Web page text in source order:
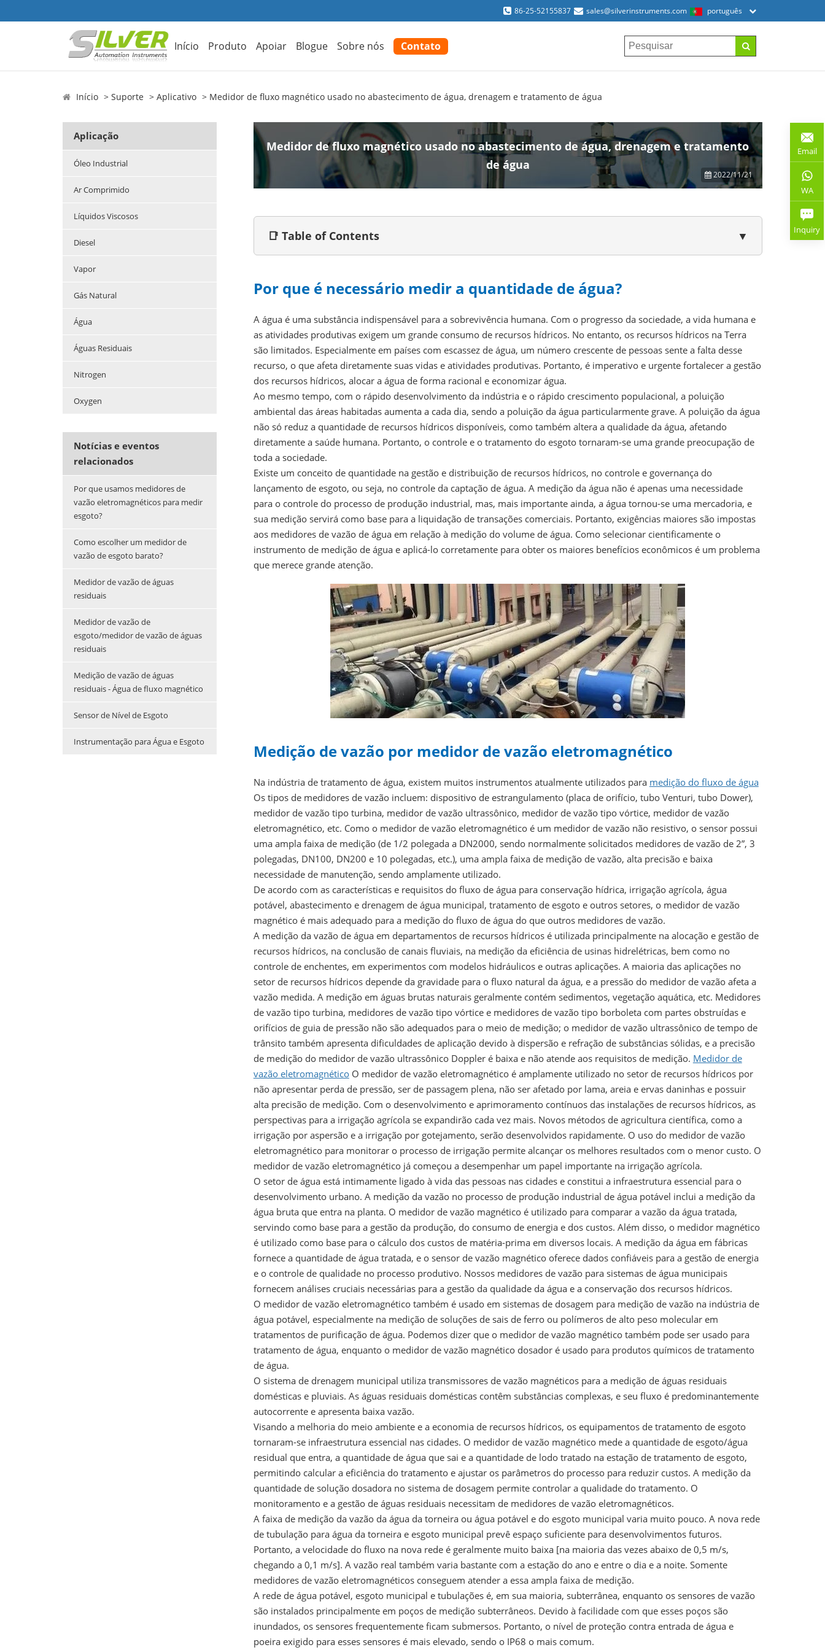
86-25-52155837 sales@silverinstruments.com português
Início Produto Apoiar Blogue Sobre nós Contato
Início Suporte Aplicativo Medidor de fluxo magnético usado no abastecimento de água, drenagem e tratamento de água
Aplicação
Óleo Industrial
Ar Comprimido
Líquidos Viscosos
Diesel
Vapor
Gás Natural
Água
Águas Residuais
Nitrogen
Oxygen
Notícias e eventos
relacionados
Por que usamos medidores de
vazão eletromagnéticos para medir
esgoto?
Como escolher um medidor de
vazão de esgoto barato?
Medidor de vazão de águas
residuais
Medidor de vazão de
esgoto/medidor de vazão de águas
residuais
Medição de vazão de águas
residuais - Água de fluxo magnético
Sensor de Nível de Esgoto
Instrumentação para Água e Esgoto
Medidor de fluxo magnético usado no abastecimento de água, drenagem e tratamento
de água
2022/11/21
📑 Table of Contents ▼
Por que é necessário medir a quantidade de água?
A água é uma substância indispensável para a sobrevivência humana. Com o progresso da sociedade, a vida humana e
as atividades produtivas exigem um grande consumo de recursos hídricos. No entanto, os recursos hídricos na Terra
são limitados. Especialmente em países com escassez de água, um número crescente de pessoas sente a falta desse
recurso, o que afeta diretamente suas vidas e atividades produtivas. Portanto, é imperativo e urgente fortalecer a gestão
dos recursos hídricos, alocar a água de forma racional e economizar água.
Ao mesmo tempo, com o rápido desenvolvimento da indústria e o rápido crescimento populacional, a poluição
ambiental das áreas habitadas aumenta a cada dia, sendo a poluição da água particularmente grave. A poluição da água
não só reduz a quantidade de recursos hídricos disponíveis, como também altera a qualidade da água, afetando
diretamente a saúde humana. Portanto, o controle e o tratamento do esgoto tornaram-se uma grande preocupação de
toda a sociedade.
Existe um conceito de quantidade na gestão e distribuição de recursos hídricos, no controle e governança do
lançamento de esgoto, ou seja, no controle da captação de água. A medição da água não é apenas uma necessidade
para o controle do processo de produção industrial, mas, mais importante ainda, a água tornou-se uma mercadoria, e
sua medição servirá como base para a liquidação de transações comerciais. Portanto, exigências maiores são impostas
aos medidores de vazão de água em relação à medição do volume de água. Como selecionar cientificamente o
instrumento de medição de água e aplicá-lo corretamente para obter os maiores benefícios econômicos é um problema
que merece grande atenção.
Medição de vazão por medidor de vazão eletromagnético
Na indústria de tratamento de água, existem muitos instrumentos atualmente utilizados para medição do fluxo de água
Os tipos de medidores de vazão incluem: dispositivo de estrangulamento (placa de orifício, tubo Venturi, tubo Dower),
medidor de vazão tipo turbina, medidor de vazão ultrassônico, medidor de vazão tipo vórtice, medidor de vazão
eletromagnético, etc. Como o medidor de vazão eletromagnético é um medidor de vazão não resistivo, o sensor possui
uma ampla faixa de medição (de 1/2 polegada a DN2000, sendo normalmente solicitados medidores de vazão de 2”, 3
polegadas, DN100, DN200 e 10 polegadas, etc.), uma ampla faixa de medição de vazão, alta precisão e baixa
necessidade de manutenção, sendo amplamente utilizado.
De acordo com as características e requisitos do fluxo de água para conservação hídrica, irrigação agrícola, água
potável, abastecimento e drenagem de água municipal, tratamento de esgoto e outros setores, o medidor de vazão
magnético é mais adequado para a medição do fluxo de água do que outros medidores de vazão.
A medição da vazão de água em departamentos de recursos hídricos é utilizada principalmente na alocação e gestão de
recursos hídricos, na conclusão de canais fluviais, na medição da eficiência de usinas hidrelétricas, bem como no
controle de enchentes, em experimentos com modelos hidráulicos e outras aplicações. A maioria das aplicações no
setor de recursos hídricos depende da gravidade para o fluxo natural da água, e a pressão do medidor de vazão afeta a
vazão medida. A medição em águas brutas naturais geralmente contém sedimentos, vegetação aquática, etc. Medidores
de vazão tipo turbina, medidores de vazão tipo vórtice e medidores de vazão tipo borboleta com partes obstruídas e
orifícios de guia de pressão não são adequados para o meio de medição; o medidor de vazão ultrassônico de tempo de
trânsito também apresenta dificuldades de aplicação devido à dispersão e refração de substâncias sólidas, e a precisão
de medição do medidor de vazão ultrassônico Doppler é baixa e não atende aos requisitos de medição. Medidor de
vazão eletromagnéticoO medidor de vazão eletromagnético é amplamente utilizado no setor de recursos hídricos por
não apresentar perda de pressão, ser de passagem plena, não ser afetado por lama, areia e ervas daninhas e possuir
alta precisão de medição. Com o desenvolvimento e aprimoramento contínuos das instalações de recursos hídricos, as
perspectivas para a irrigação agrícola se expandirão cada vez mais. Novos métodos de agricultura científica, como a
irrigação por aspersão e a irrigação por gotejamento, serão desenvolvidos rapidamente. O uso do medidor de vazão
eletromagnético para monitorar o processo de irrigação permite alcançar os melhores resultados com o menor custo. O
medidor de vazão eletromagnético já começou a desempenhar um papel importante na irrigação agrícola.
O setor de água está intimamente ligado à vida das pessoas nas cidades e constitui a infraestrutura essencial para o
desenvolvimento urbano. A medição da vazão no processo de produção industrial de água potável inclui a medição da
água bruta que entra na planta. O medidor de vazão magnético é utilizado para comparar a vazão da água tratada,
servindo como base para a gestão da produção, do consumo de energia e dos custos. Além disso, o medidor magnético
é utilizado como base para o cálculo dos custos de matéria-prima em diversos locais. A medição da água em fábricas
fornece a quantidade de água tratada, e o sensor de vazão magnético oferece dados confiáveis ​​para a gestão de energia
e o controle de qualidade no processo produtivo. Nossos medidores de vazão para sistemas de água municipais
fornecem análises cruciais necessárias para a gestão da qualidade da água e a conservação dos recursos hídricos.
O medidor de vazão eletromagnético também é usado em sistemas de dosagem para medição de vazão na indústria de
água potável, especialmente na medição de soluções de sais de ferro ou polímeros de alto peso molecular em
tratamentos de purificação de água. Podemos dizer que o medidor de vazão magnético também pode ser usado para
tratamento de água, enquanto o medidor de vazão magnético dosador é usado para produtos químicos de tratamento
de água.
O sistema de drenagem municipal utiliza transmissores de vazão magnéticos para a medição de águas residuais
domésticas e pluviais. As águas residuais domésticas contêm substâncias complexas, e seu fluxo é predominantemente
autocorrente e apresenta baixa vazão.
Visando a melhoria do meio ambiente e a economia de recursos hídricos, os equipamentos de tratamento de esgoto
tornaram-se infraestrutura essencial nas cidades. O medidor de vazão magnético mede a quantidade de esgoto/água
residual que entra, a quantidade de água que sai e a quantidade de lodo tratado na estação de tratamento de esgoto,
permitindo calcular a eficiência do tratamento e ajustar os parâmetros do processo para reduzir custos. A medição da
quantidade de solução dosadora no sistema de dosagem permite controlar a qualidade do tratamento. O
monitoramento e a gestão de águas residuais necessitam de medidores de vazão eletromagnéticos.
A faixa de medição da vazão da água da torneira ou água potável e do esgoto municipal varia muito pouco. A nova rede
de tubulação para água da torneira e esgoto municipal prevê espaço suficiente para desenvolvimentos futuros.
Portanto, a velocidade do fluxo na nova rede é geralmente muito baixa [na maioria das vezes abaixo de 0,5 m/s,
chegando a 0,1 m/s]. A vazão real também varia bastante com a estação do ano e entre o dia e a noite. Somente
medidores de vazão eletromagnéticos conseguem atender a essa ampla faixa de medição.
A rede de água potável, esgoto municipal e tubulações é, em sua maioria, subterrânea, enquanto os sensores de vazão
são instalados principalmente em poços de medição subterrâneos. Devido à facilidade com que esses poços são
inundados, os sensores frequentemente ficam submersos. Portanto, o nível de proteção contra entrada de água e
poeira exigido para esses sensores é mais elevado, sendo o IP68 o mais comum.
Email
WA
Inquiry